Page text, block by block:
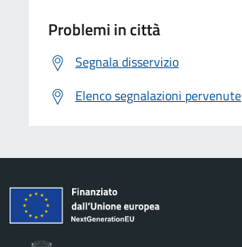
Problemi in città
Segnala disservizio
Elenco segnalazioni pervenute